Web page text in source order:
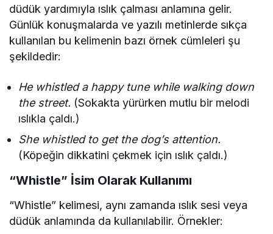
düdük yardımıyla ıslık çalması anlamına gelir.
Günlük konuşmalarda ve yazılı metinlerde sıkça
kullanılan bu kelimenin bazı örnek cümleleri şu
şekildedir:
He whistled a happy tune while walking down
the street. (Sokakta yürürken mutlu bir melodi
ıslıkla çaldı.)
She whistled to get the dog’s attention.
(Köpeğin dikkatini çekmek için ıslık çaldı.)
“Whistle” İsim Olarak Kullanımı
“Whistle” kelimesi, aynı zamanda ıslık sesi veya
düdük anlamında da kullanılabilir. Örnekler: